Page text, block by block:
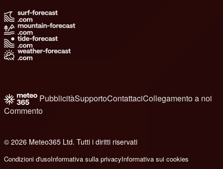
PubblicitàSupportoContattaciCollegamento a noi
Commento
© 2026 Meteo365 Ltd. Tutti i diritti riservati
Condizioni d'usoInformativa sulla privacyInformativa sui cookies